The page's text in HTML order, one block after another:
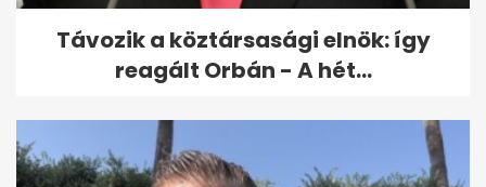
Távozik a köztársasági elnök: így
reagált Orbán - A hét...